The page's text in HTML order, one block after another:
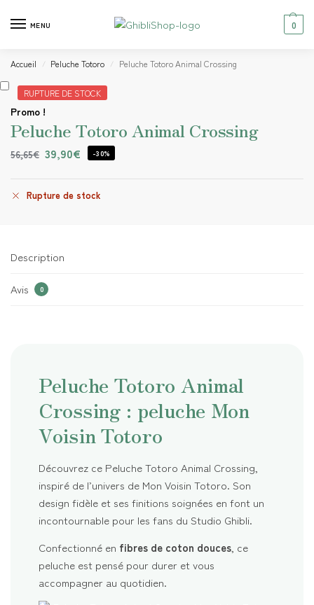
MENU 0
Accueil / Peluche Totoro / Peluche Totoro Animal Crossing
RUPTURE DE STOCK
Promo !
Peluche Totoro Animal Crossing
56,65€ 39,90€ -30%
Rupture de stock
Description
Avis 0
Peluche Totoro Animal
Crossing : peluche Mon
Voisin Totoro
Découvrez ce Peluche Totoro Animal Crossing,
inspiré de l’univers de Mon Voisin Totoro. Son
design fidèle et ses finitions soignées en font un
incontournable pour les fans du Studio Ghibli.
Confectionné en fibres de coton douces , ce
peluche est pensé pour durer et vous
accompagner au quotidien.